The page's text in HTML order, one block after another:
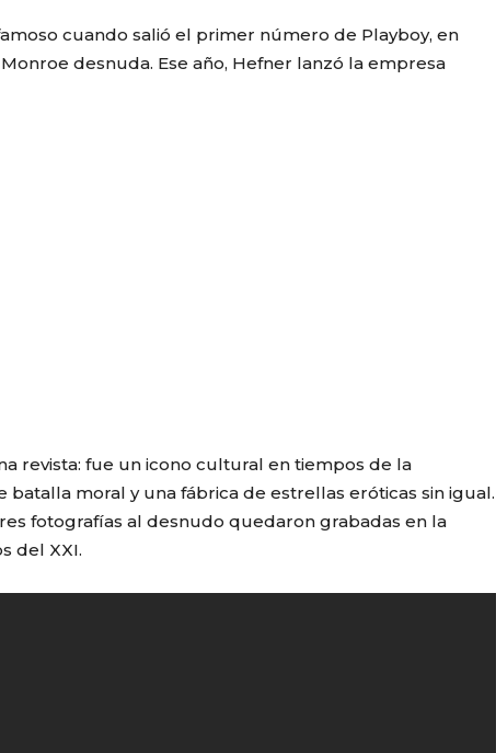
cuando salió el primer número de Playboy, en
desnuda. Ese año, Hefner lanzó la empresa
revista: fue un icono cultural en tiempos de la
batalla moral y una fábrica de estrellas eróticas sin igual.
fotografías al desnudo quedaron grabadas en la
del XXI.